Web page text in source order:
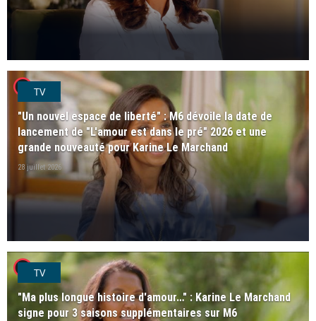
player2TV
"Un nouvel espace de liberté" : M6 dévoile la date de
lancement de "L'amour est dans le pré" 2026 et une
grande nouveauté pour Karine Le Marchand
28 juillet 2026
player2TV
"Ma plus longue histoire d'amour…" : Karine Le Marchand
signe pour 3 saisons supplémentaires sur M6